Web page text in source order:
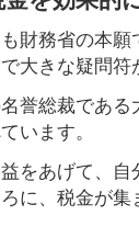
財務省の本
大きな疑問符
誉総裁であ
います。
益をあげて、
に、税金が